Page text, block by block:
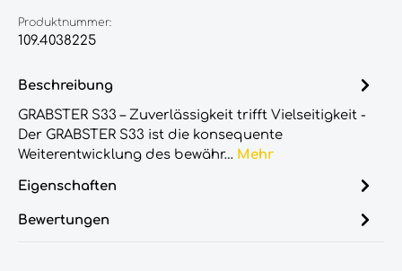
Produktnummer:
109.4038225
Beschreibung
GRABSTER S33 – Zuverlässigkeit trifft Vielseitigkeit -
Der GRABSTER S33 ist die konsequente
Weiterentwicklung des bewähr… Mehr
Eigenschaften
Bewertungen